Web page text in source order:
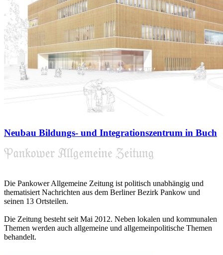
Neubau Bildungs- und Integrationszentrum in Buch
Die Pankower Allgemeine Zeitung ist politisch unabhängig und
thematisiert Nachrichten aus dem Berliner Bezirk Pankow und
seinen 13 Ortsteilen.
Die Zeitung besteht seit Mai 2012. Neben lokalen und kommunalen
Themen werden auch allgemeine und allgemeinpolitische Themen
behandelt.